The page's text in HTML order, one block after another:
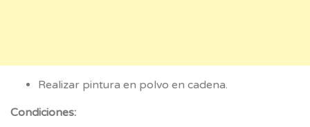
Realizar pintura en polvo en cadena.
Condiciones: